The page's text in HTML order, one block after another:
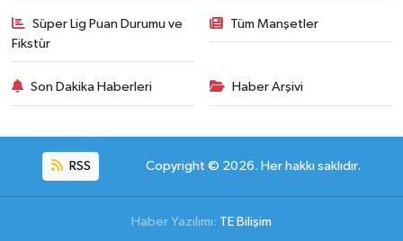
Süper Lig Puan Durumu ve
Fikstür
Tüm Manşetler
Son Dakika Haberleri Haber Arşivi
RSS Copyright © 2026. Her hakkı saklıdır.
Haber Yazılımı: TE Bilişim